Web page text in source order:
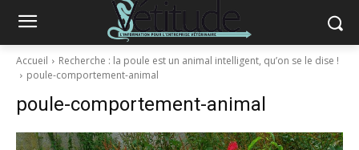
Accueil
Recherche : la poule est un animal intelligent, qu’on se le dise !
poule-comportement-animal
poule-comportement-animal